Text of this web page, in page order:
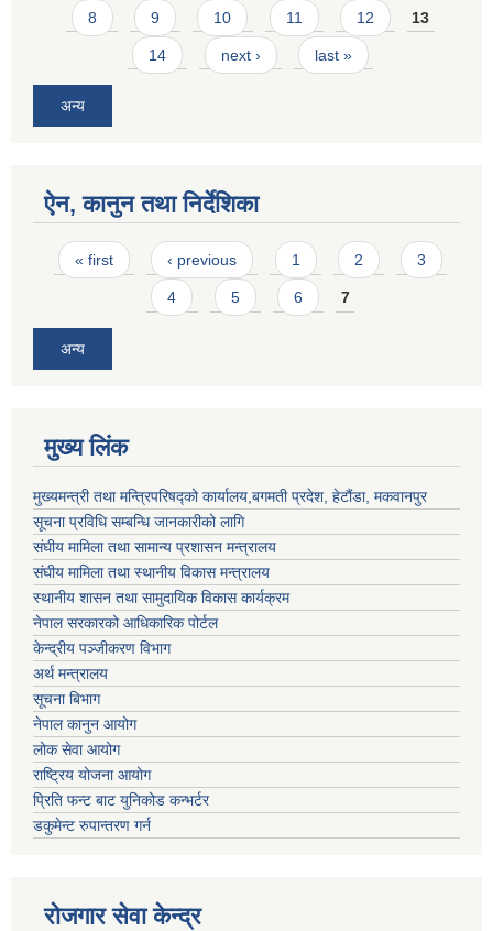
8 9 10 11 12 13
14 next › last »
अन्य
ऐन, कानुन तथा निर्देशिका
Pages
« first ‹ previous 1 2 3
4 5 6 7
अन्य
मुख्य लिंक
मुख्यमन्त्री तथा मन्त्रिपरिषद्को कार्यालय,बगमती प्रदेश, हेटौंडा, मकवानपुर
सूचना प्रविधि सम्बन्धि जानकारीको लागि
संघीय मामिला तथा सामान्य प्रशासन मन्त्रालय
संघीय मामिला तथा स्थानीय विकास मन्त्रालय
स्थानीय शासन तथा सामुदायिक विकास कार्यक्रम
नेपाल सरकारको आधिकारिक पोर्टल
केन्द्रीय पञ्जीकरण विभाग
अर्थ मन्त्रालय
सूचना बिभाग
नेपाल कानुन आयोग
लोक सेवा आयोग
राष्ट्रिय योजना आयोग
प्रिति फन्ट बाट युनिकोड कन्भर्टर
डकुमेन्ट रुपान्तरण गर्न
रोजगार सेवा केन्द्र